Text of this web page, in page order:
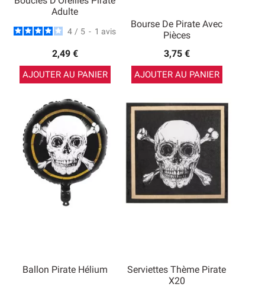
Adulte
4 / 5 - 1 avis
2,49 €
AJOUTER AU PANIER
Bourse De Pirate Avec
Pièces
3,75 €
AJOUTER AU PANIER
Ballon Pirate Hélium
Serviettes Thème Pirate
X20